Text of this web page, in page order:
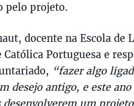
pelo projeto.
docente na Escola de
Portuguesa e
“fazer algo
desejo antigo, e este
desenvolverem um